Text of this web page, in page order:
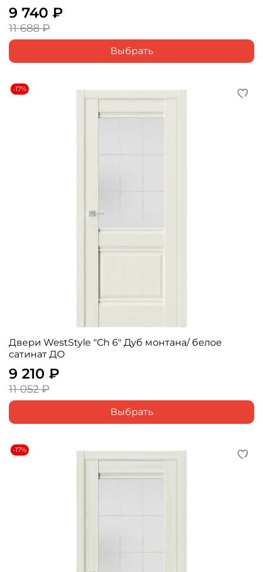
9 740 ₽
11 688 ₽
Выбрать
-17%
Двери WestStyle "Ch 6" Дуб монтана/ белое
сатинат ДО
9 210 ₽
11 052 ₽
Выбрать
-17%